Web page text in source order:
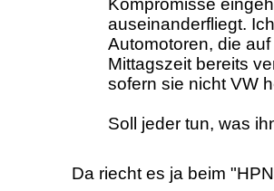
Kompromisse
auseinanderfliegt.
Automotoren, die
Mittagszeit bereits
sofern sie nicht VW
Soll jeder tun, was
Da riecht es ja beim